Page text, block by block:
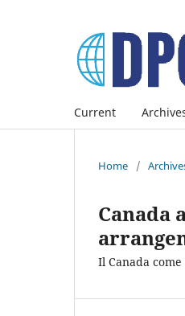
Current
Home /
Canada
Il Canada